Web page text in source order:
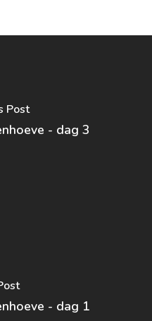
Post
- dag 3
- dag 1